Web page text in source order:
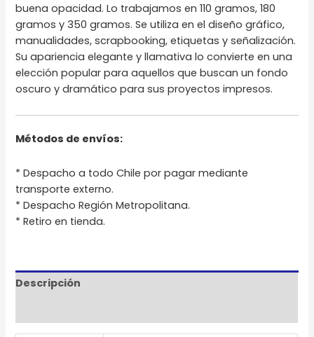
buena opacidad. Lo trabajamos en 110 gramos, 180
gramos y 350 gramos. Se utiliza en el diseño gráfico,
manualidades, scrapbooking, etiquetas y señalización.
Su apariencia elegante y llamativa lo convierte en una
elección popular para aquellos que buscan un fondo
oscuro y dramático para sus proyectos impresos.
Métodos de envíos:
* Despacho a todo Chile por pagar mediante
transporte externo.
* Despacho Región Metropolitana.
* Retiro en tienda.
Descripción